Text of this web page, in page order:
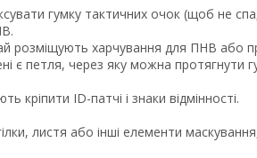
гумку тактичних очок (щоб не
розміщують харчування для ПНВ або
є петля, через яку можна протягнути
ID-патчі і знаки відмінності.
листя або інші елементи